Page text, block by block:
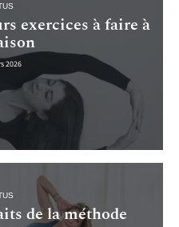
exercices à faire à
2026
de la méthode